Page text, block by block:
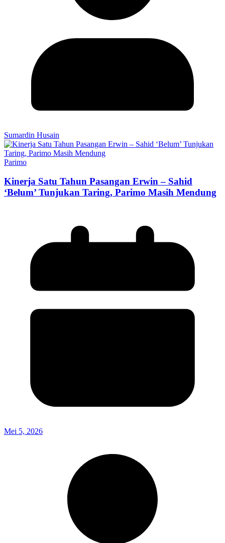
Sumardin Husain
Parimo
Kinerja Satu Tahun Pasangan Erwin – Sahid
‘Belum’ Tunjukan Taring, Parimo Masih Mendung
Mei 5, 2026